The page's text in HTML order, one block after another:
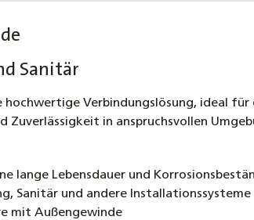
Sanitär
hochwertige Verbindungslösung, ideal für
in anspruchsvollen
lange Lebensdauer und
Sanitär und andere Installationssysteme
mit Außengewinde